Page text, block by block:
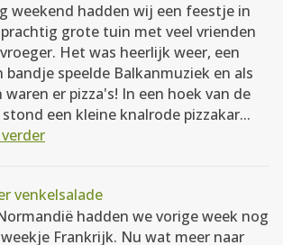
weekend hadden wij een feestje in
grote tuin met veel vrienden
Het was heerlijk weer, een
bandje speelde Balkanmuziek en als
waren er pizza's! In een hoek van de
een kleine knalrode pizzakar...
venkelsalade
hadden we vorige week nog
Frankrijk. Nu wat meer naar